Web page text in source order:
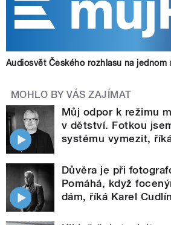
Audiosvět Českého rozhlasu na jednom
MOHLO BY VÁS ZAJÍMAT
Můj odpor k režimu
v dětství. Fotkou
systému vymezit,
Důvěra je při
Pomáhá, když
dám, říká Karel Cudlín